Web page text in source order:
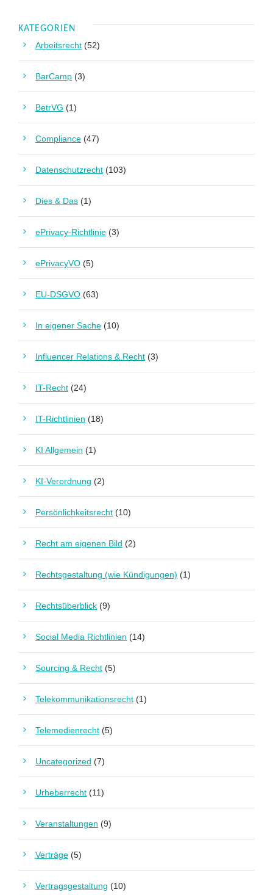
KATEGORIEN
Arbeitsrecht (52)
BarCamp (3)
BetrVG (1)
Compliance (47)
Datenschutzrecht (103)
Dies & Das (1)
ePrivacy-Richtlinie (3)
ePrivacyVO (5)
EU-DSGVO (63)
In eigener Sache (10)
Influencer Relations & Recht (3)
IT-Recht (24)
IT-Richtlinien (18)
KI Allgemein (1)
KI-Verordnung (2)
Persönlichkeitsrecht (10)
Recht am eigenen Bild (2)
Rechtsgestaltung (wie Kündigungen) (1)
Rechtsüberblick (9)
Social Media Richtlinien (14)
Sourcing & Recht (5)
Telekommunikationsrecht (1)
Telemedienrecht (5)
Uncategorized (7)
Urheberrecht (11)
Veranstaltungen (9)
Verträge (5)
Vertragsgestaltung (10)